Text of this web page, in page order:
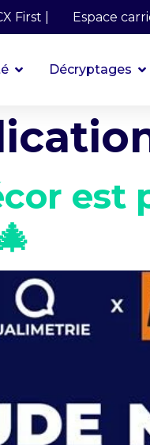
First | Espace
Décryptages